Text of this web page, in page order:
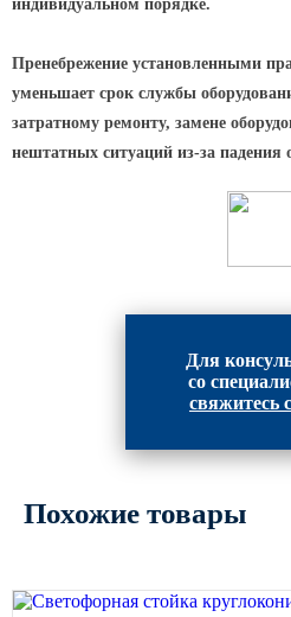
Уличные столбики
Световые комплексы
Стойка паркового
Парковые
Парковые опоры
Светильник уличный
Уличные торшерные
Архитектурная подсветка
Светильники
индивидуальном порядке.
Пренебрежение установленными
уменьшает срок службы
затратному ремонту, замене
нештатных ситуаций из-за падения
Для
со
свяжитесь
Похожие товары